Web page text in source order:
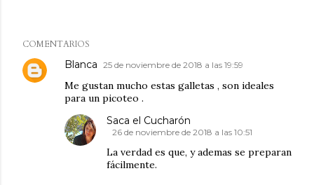
COMENTARIOS
Blanca 25 de noviembre de 2018 a las 19:59
Me gustan mucho estas galletas , son ideales
para un picoteo .
Saca el Cucharón
26 de noviembre de 2018 a las 10:51
La verdad es que, y ademas se preparan
fácilmente.